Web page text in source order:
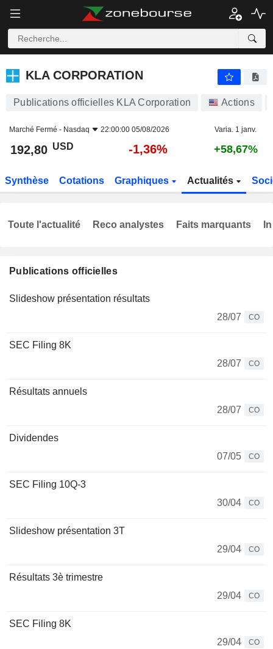
KLA CORPORATION
KLA CORPORATION
Publications officielles KLA Corporation Actions
Marché Fermé - Nasdaq 22:00:00 05/08/2026 Varia. 1 janv.
192,80 USD -1,36% +58,67%
Synthèse Cotations Graphiques Actualités
Publications officielles
Slideshow présentation résultats
28/07
CO
SEC Filing 8K
28/07
CO
Résultats annuels
28/07
CO
Dividendes
07/05
CO
SEC Filing 10Q-3
30/04
CO
Slideshow présentation 3T
29/04
CO
Résultats 3è trimestre
29/04
CO
SEC Filing 8K
29/04
CO
Toute l'actualité Reco analystes Faits marquants